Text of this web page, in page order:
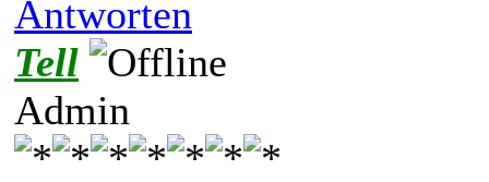
Antworten
Tell
Admin